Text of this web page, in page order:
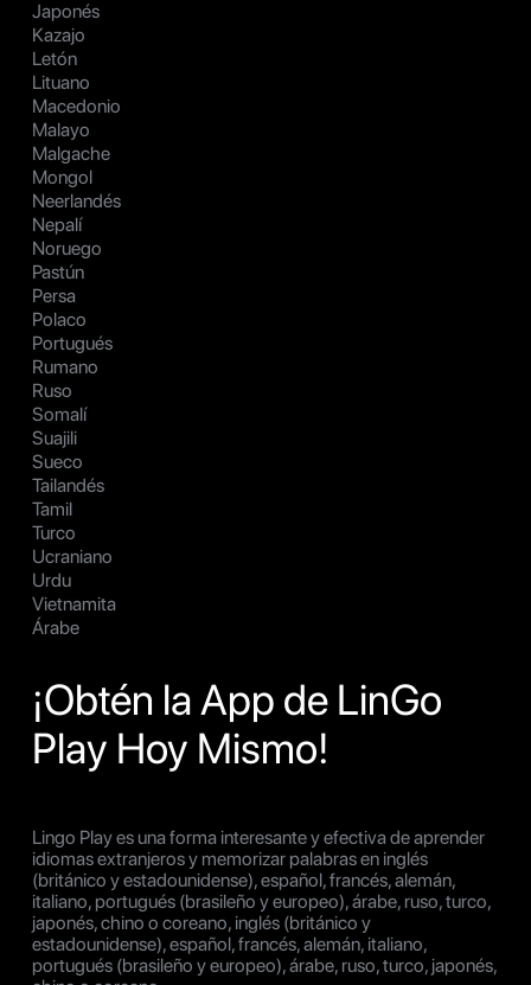
Japonés
Kazajo
Letón
Lituano
Macedonio
Malayo
Malgache
Mongol
Neerlandés
Nepalí
Noruego
Pastún
Persa
Polaco
Portugués
Rumano
Ruso
Somalí
Suajili
Sueco
Tailandés
Tamil
Turco
Ucraniano
Urdu
Vietnamita
Árabe
¡Obtén la App de LinGo
Play Hoy Mismo!
Lingo Play es una forma interesante y efectiva de aprender
idiomas extranjeros y memorizar palabras en inglés
(británico y estadounidense), español, francés, alemán,
italiano, portugués (brasileño y europeo), árabe, ruso, turco,
japonés, chino o coreano, inglés (británico y
estadounidense), español, francés, alemán, italiano,
portugués (brasileño y europeo), árabe, ruso, turco, japonés,